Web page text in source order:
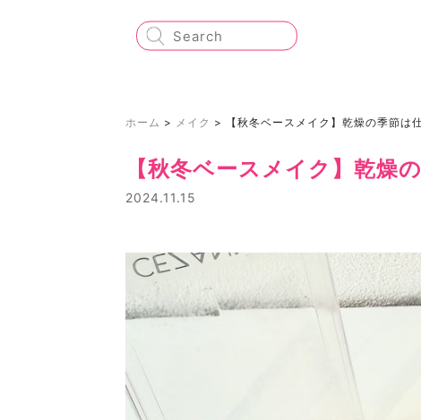
ホーム > メイク > 【秋冬ベースメイク】乾燥の季節は
【秋冬ベースメイク】乾燥
2024.11.15